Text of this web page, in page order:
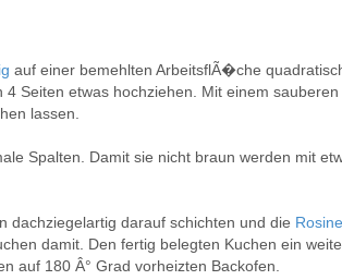
auf einer bemehlten ArbeitsflÃ�che
Seiten etwas hochziehen. Mit einem sauberen
lassen.
Spalten. Damit sie nicht braun werden mit
darauf schichten und die
damit. Den fertig belegten Kuchen ein
auf 180 Â° Grad vorheizten Backofen.